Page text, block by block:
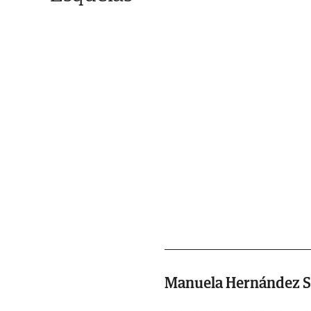
Manuela Hernández